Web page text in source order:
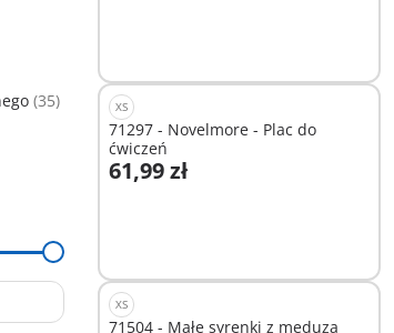
(35)
XS
71297 - Novelmore - Plac do
ćwiczeń
61,99 zł
Dodaj do koszyka
XS
71504 - Małe syrenki z meduzą